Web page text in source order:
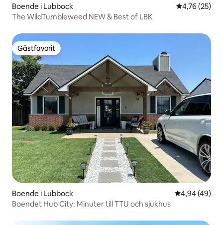
Boende i Lubbock 4,76 av 5 i
4,76 (25)
The WildTumbleweed NEW & Best of LBK
Gästfavorit
Gästfavorit
Boende i Lubbock 4,94 av 5 i
4,94 (49)
Boendet Hub City: Minuter till TTU och sjukhus